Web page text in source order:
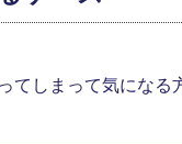
てしまって気にな